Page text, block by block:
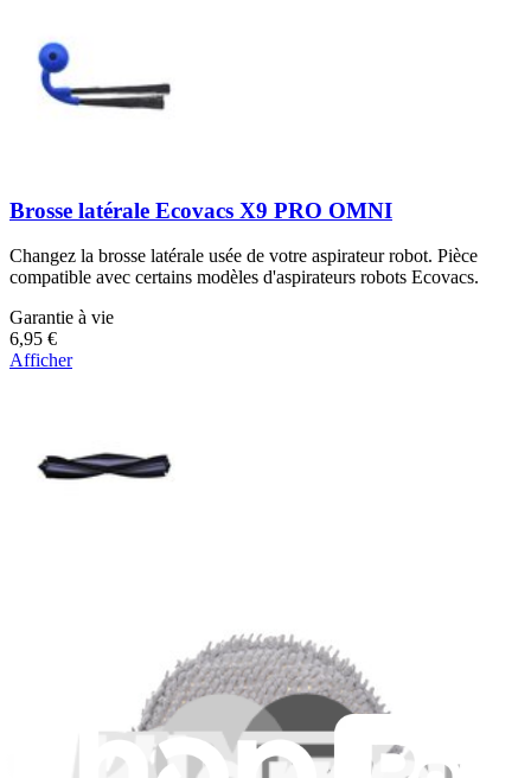
Brosse latérale Ecovacs X9 PRO OMNI
Changez la brosse latérale usée de votre aspirateur robot. Pièce
compatible avec certains modèles d'aspirateurs robots Ecovacs.
Garantie à vie
6,95 €
Afficher
Changez la brosse principale usée de votre aspirateur robot. Pièce
compatible avec certains modèles d'aspirateurs robots Ecovacs.